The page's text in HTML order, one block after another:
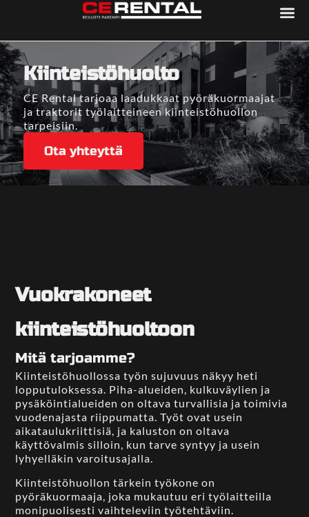
Kiinteistöhuolto
CE Rental tarjoaa laadukkaat pyöräkuormaajat
ja traktorit työlaitteineen kiinteistöhuollon
tarpeisiin.
Ota yhteyttä
Vuokrakoneet
kiinteistöhuoltoon
Mitä tarjoamme?
Kiinteistöhuollossa työn sujuvuus näkyy heti
lopputuloksessa. Piha-alueiden, kulkuväylien ja
pysäköintialueiden on oltava turvallisia ja toimivia
vuodenajasta riippumatta. Työt ovat usein
aikataulukriittisiä, ja kaluston on oltava
käyttövalmis silloin, kun tarve syntyy ja usein
lyhyelläkin varoitusajalla.
Kiinteistöhuollon tärkein työkone on
pyöräkuormaaja, joka mukautuu eri työlaitteilla
monipuolisesti vaihteleviin työtehtäviin.